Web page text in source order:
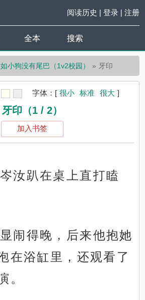
阅读历史 | 登录| 注册
全本 搜索
小狗没有尾巴（1v2校园） 牙印
字体： [ 很小 标准 很大 ]
牙印（1 / 2）
加入书签
汝趴在桌上直打瞌
闹得晚，后来他抱她
在浴缸里，还观看了
。